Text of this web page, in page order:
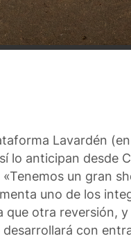
Lavardén
lo anticipan desde
un gran
uno de los
otra reversión,
con